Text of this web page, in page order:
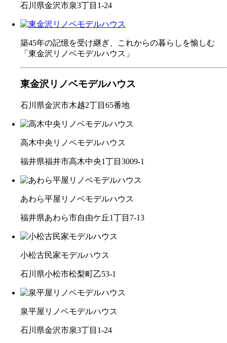
石川県金沢市泉3丁目1-24
築45年の記憶を受け継ぎ、これからの暮らしを愉しむ
「東金沢リノベモデルハウス」
東金沢リノベモデルハウス
石川県金沢市木越2丁目65番地
高木中央リノベモデルハウス
福井県福井市高木中央1丁目3009-1
あわら平屋リノベモデルハウス
福井県あわら市自由ケ丘1丁目7-13
小松古民家モデルハウス
石川県小松市松梨町乙53-1
泉平屋リノベモデルハウス
石川県金沢市泉3丁目1-24